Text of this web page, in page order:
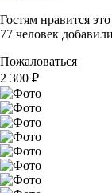
Гостям нравится
77 человек
Пожаловаться
2 300 ₽